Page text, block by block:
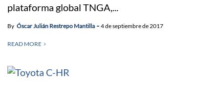
plataforma global TNGA,...
By Óscar Julián Restrepo Mantilla 4 de septiembre de 2017
READ MORE